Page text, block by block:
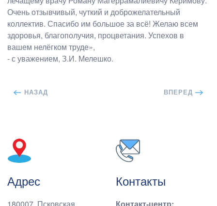
Очень отзывчивый, чуткий и доброжелательный
коллектив. Спасибо им большое за всё! Желаю всем
здоровья, благополучия, процветания. Успехов в
вашем нелёгком труде»,
- с уважением, З.И. Мелешко.
НАЗАД ВПЕРЕД
Адрес Контакты